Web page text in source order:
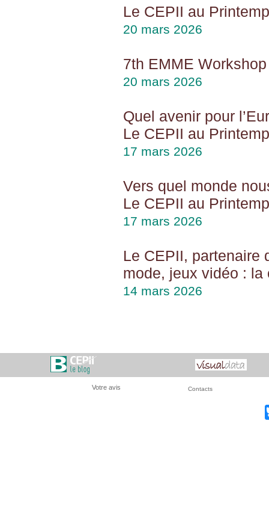
Le CEPII au
20 mars 2026
7th EMME
20 mars 2026
Quel avenir pour
Le CEPII au
17 mars 2026
Vers quel monde
Le CEPII au
17 mars 2026
Le CEPII, partenaire
mode, jeux vidéo :
14 mars 2026
Votre avis Contacts